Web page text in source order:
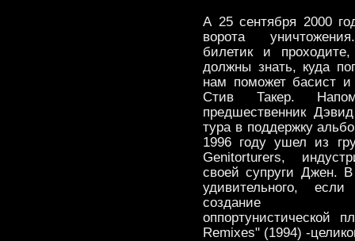
А 25 сентября 2000
ворота
билетик и
должны знать, куда
нам поможет басист и
Стив Такер.
предшественник
тура в поддержку
1996 году ушел из
Genitorturers,
своей супруги Джен.
удивительного,
создание
оппортунистической
Remixes" (1994) -